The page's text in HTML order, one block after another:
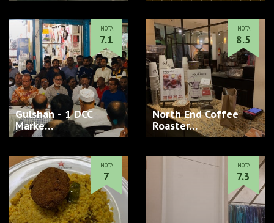
Gulshan - 1 DCC
Marke…
NOTA
7.1
North End Coffee
Roaster…
NOTA
8.5
NOTA
7
NOTA
7.3